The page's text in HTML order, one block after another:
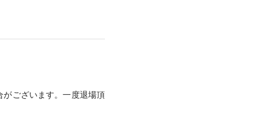
ございます。一度退場頂